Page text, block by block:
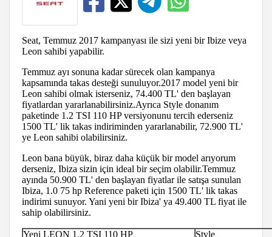
Seat, Temmuz 2017 kampanyası ile sizi yeni bir Ibize veya
Leon sahibi yapabilir.
Temmuz ayı sonuna kadar sürecek olan kampanya
kapsamında takas desteği sunuluyor.2017 model yeni bir
Leon sahibi olmak isterseniz, 74.400 TL' den başlayan
fiyatlardan yararlanabilirsiniz.Ayrıca Style donanım
paketinde 1.2 TSI 110 HP versiyonunu tercih ederseniz
1500 TL' lik takas indiriminden yararlanabilir, 72.900 TL'
ye Leon sahibi olabilirsiniz.
Leon bana büyük, biraz daha küçük bir model arıyorum
derseniz, Ibiza sizin için ideal bir seçim olabilir.Temmuz
ayında 50.900 TL' den başlayan fiyatlar ile satışa sunulan
Ibiza, 1.0 75 hp Reference paketi için 1500 TL' lik takas
indirimi sunuyor. Yani yeni bir Ibiza' ya 49.400 TL fiyat ile
sahip olabilirsiniz.
Yeni LEON 1.2 TSI 110 HP
Style